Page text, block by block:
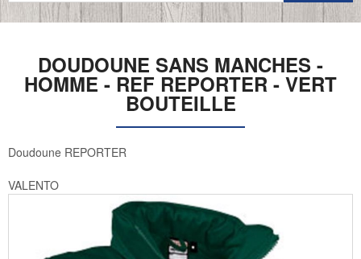
DOUDOUNE SANS MANCHES -
HOMME - REF REPORTER - VERT
BOUTEILLE
Doudoune REPORTER
VALENTO